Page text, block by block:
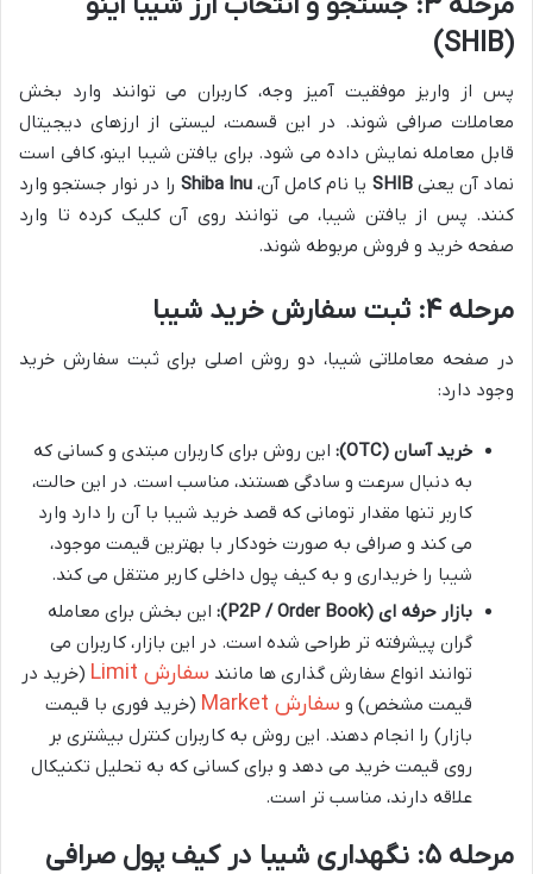
(SHIB)
پس از واریز موفقیت آمیز وجه، کاربران می توانند وارد بخش
معاملات صرافی شوند. در این قسمت، لیستی از ارزهای دیجیتال
قابل معامله نمایش داده می شود. برای یافتن شیبا اینو، کافی است
نماد آن یعنیSHIB یا نام کامل آن،Shiba Inu را در نوار جستجو وارد
کنند. پس از یافتن شیبا، می توانند روی آن کلیک کرده تا وارد
صفحه خرید و فروش مربوطه شوند.
مرحله ۴: ثبت سفارش خرید شیبا
در صفحه معاملاتی شیبا، دو روش اصلی برای ثبت سفارش خرید
وجود دارد:
خرید آسان (OTC):
این روش برای کاربران مبتدی و کسانی که
به دنبال سرعت و سادگی هستند، مناسب است. در این حالت،
کاربر تنها مقدار تومانی که قصد خرید شیبا با آن را دارد وارد
می کند و صرافی به صورت خودکار با بهترین قیمت موجود،
شیبا را خریداری و به کیف پول داخلی کاربر منتقل می کند.
بازار حرفه ای (P2P / Order Book):
این بخش برای معامله
گران پیشرفته تر طراحی شده است. در این بازار، کاربران می
توانند انواع سفارش گذاری ها مانند سفارش Limit
(خرید در
قیمت مشخص) و سفارش Market
(خرید فوری با قیمت
بازار) را انجام دهند. این روش به کاربران کنترل بیشتری بر
روی قیمت خرید می دهد و برای کسانی که به تحلیل تکنیکال
علاقه دارند، مناسب تر است.
مرحله ۵: نگهداری شیبا در کیف پول صرافی